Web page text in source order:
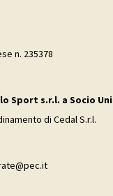
n. 235378
Sport s.r.l. a Socio
di Cedal S.r.l.